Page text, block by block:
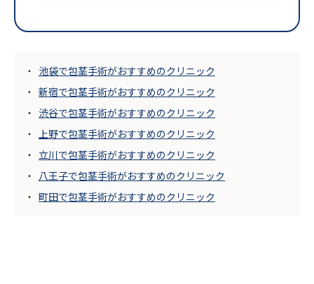
池袋で包茎手術がおすすめのクリニック
新宿で包茎手術がおすすめのクリニック
渋谷で包茎手術がおすすめのクリニック
上野で包茎手術がおすすめのクリニック
立川で包茎手術がおすすめのクリニック
八王子で包茎手術がおすすめのクリニック
町田で包茎手術がおすすめのクリニック